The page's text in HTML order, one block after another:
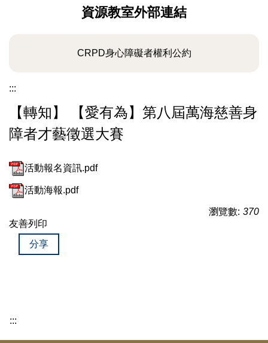
資源教室外部連結
CRPD身心障礙者權利公約
:::
【轉知】 【愛有為】第八屆萬海慈善身
障者才藝徵選大賽
活動報名資訊.pdf
活動海報.pdf
瀏覽數: 370
友善列印
分享
:::